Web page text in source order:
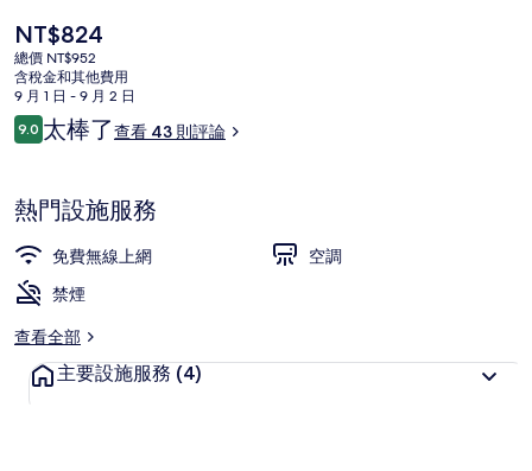
彩
虹
石
＆
囍
福
圓
閤
目
前
的
價
格
是
NT$824
總價 NT$952
含稅金和其他費用
9 月 1 日 - 9 月 2 日
評
論
9.09.0 分，滿分 10 分，
太棒了查看 43 則評論
熱門設施服務
免費無線上網
空調
禁煙
查看全部
主要設施服務 (4)